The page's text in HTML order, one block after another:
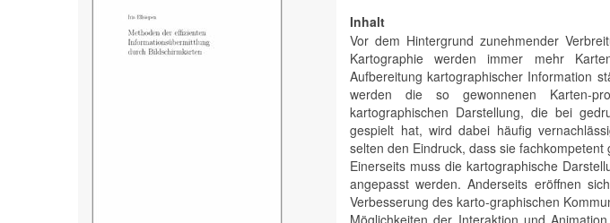
Inhalt
Vor dem Hintergrund zunehmender
Kartographie werden immer mehr
Aufbereitung kartographischer Information
werden die so gewonnenen Karten-
kartographischen Darstellung, die bei
gespielt hat, wird dabei häufig
selten den Eindruck, dass sie fachkompetent
Einerseits muss die kartographische
angepasst werden. Anderseits eröffnen
Verbesserung des karto-graphischen